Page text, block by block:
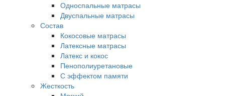
Односпальные матрасы
Двуспальные матрасы
Состав
Кокосовые матрасы
Латексные матрасы
Латекс и кокос
Пенополиуретановые
С эффектом памяти
Жесткость